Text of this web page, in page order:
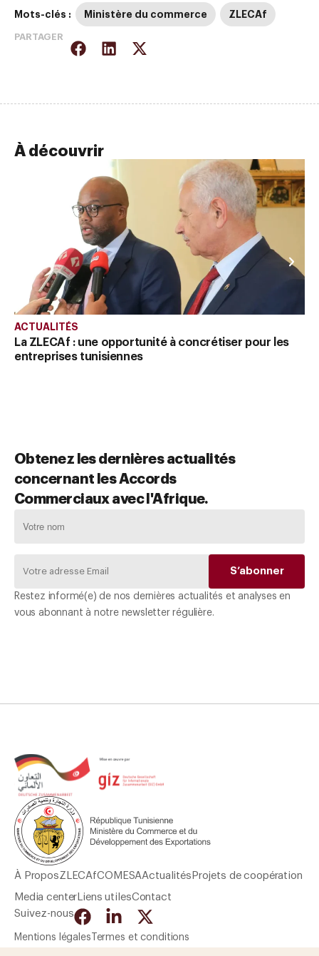
Mots-clés : Ministère du commerce ZLECAf
PARTAGER
À découvrir
ACTUALITÉS
La ZLECAf : une opportunité à concrétiser pour les
entreprises tunisiennes
Obtenez les dernières actualités
concernant les Accords
Commerciaux avec l'Afrique.
Restez informé(e) de nos dernières actualités et analyses en
vous abonnant à notre newsletter régulière.
À ProposZLECAfCOMESAActualités Projets de coopération
Media center Liens utilesContact
Suivez-nous
Mentions légales Termes et conditions